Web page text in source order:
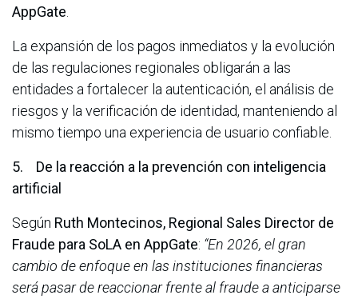
AppGate.
La expansión de los pagos inmediatos y la evolución
de las regulaciones regionales obligarán a las
entidades a fortalecer la autenticación, el análisis de
riesgos y la verificación de identidad, manteniendo al
mismo tiempo una experiencia de usuario confiable.
5. De la reacción a la prevención con inteligencia
artificial
Según Ruth Montecinos, Regional Sales Director de
Fraude para SoLA en AppGate: “En 2026, el gran
cambio de enfoque en las instituciones financieras
será pasar de reaccionar frente al fraude a anticiparse